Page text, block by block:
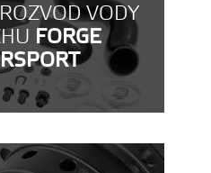
VODY
FORGE